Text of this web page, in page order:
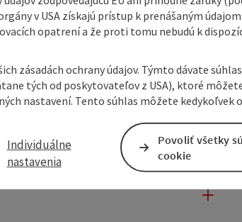
v USA získajú prístup k prenášaným
opatrení a že proti tomu nebudú k
zásadách ochrany údajov. Týmto dávate
tých od poskytovateľov z USA), ktoré
nastavení. Tento súhlas môžete kedykoľvek
Individuálne
nastavenia
Povoliť všetky
cookie